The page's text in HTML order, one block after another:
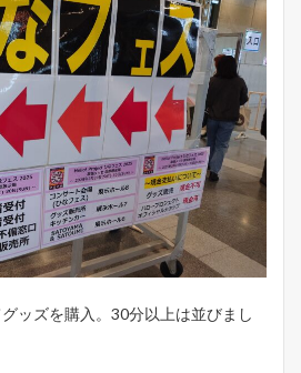
ッズを購入。30分以上は並びまし